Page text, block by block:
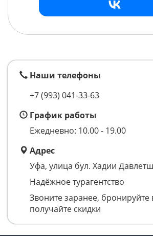
Наши телефоны
+7 (993) 041-33-63
График работы
Ежедневно: 10.00 - 19.00
Адрес
Уфа, улица бул. Хадии
Надёжное турагентство
Звоните заранее, бронируйте
получайте скидки